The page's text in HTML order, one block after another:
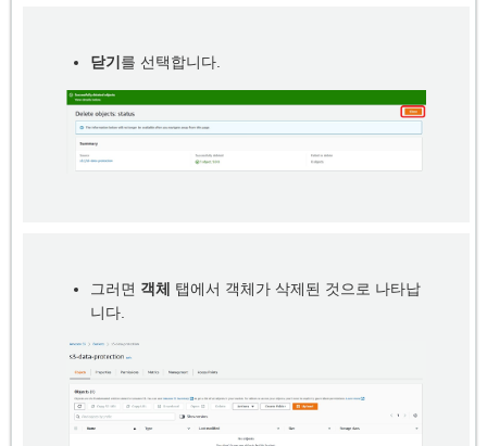
닫기 를 선택합니다.
그러면 객체 탭에서 객체가 삭제된 것으로 나타납
니다.